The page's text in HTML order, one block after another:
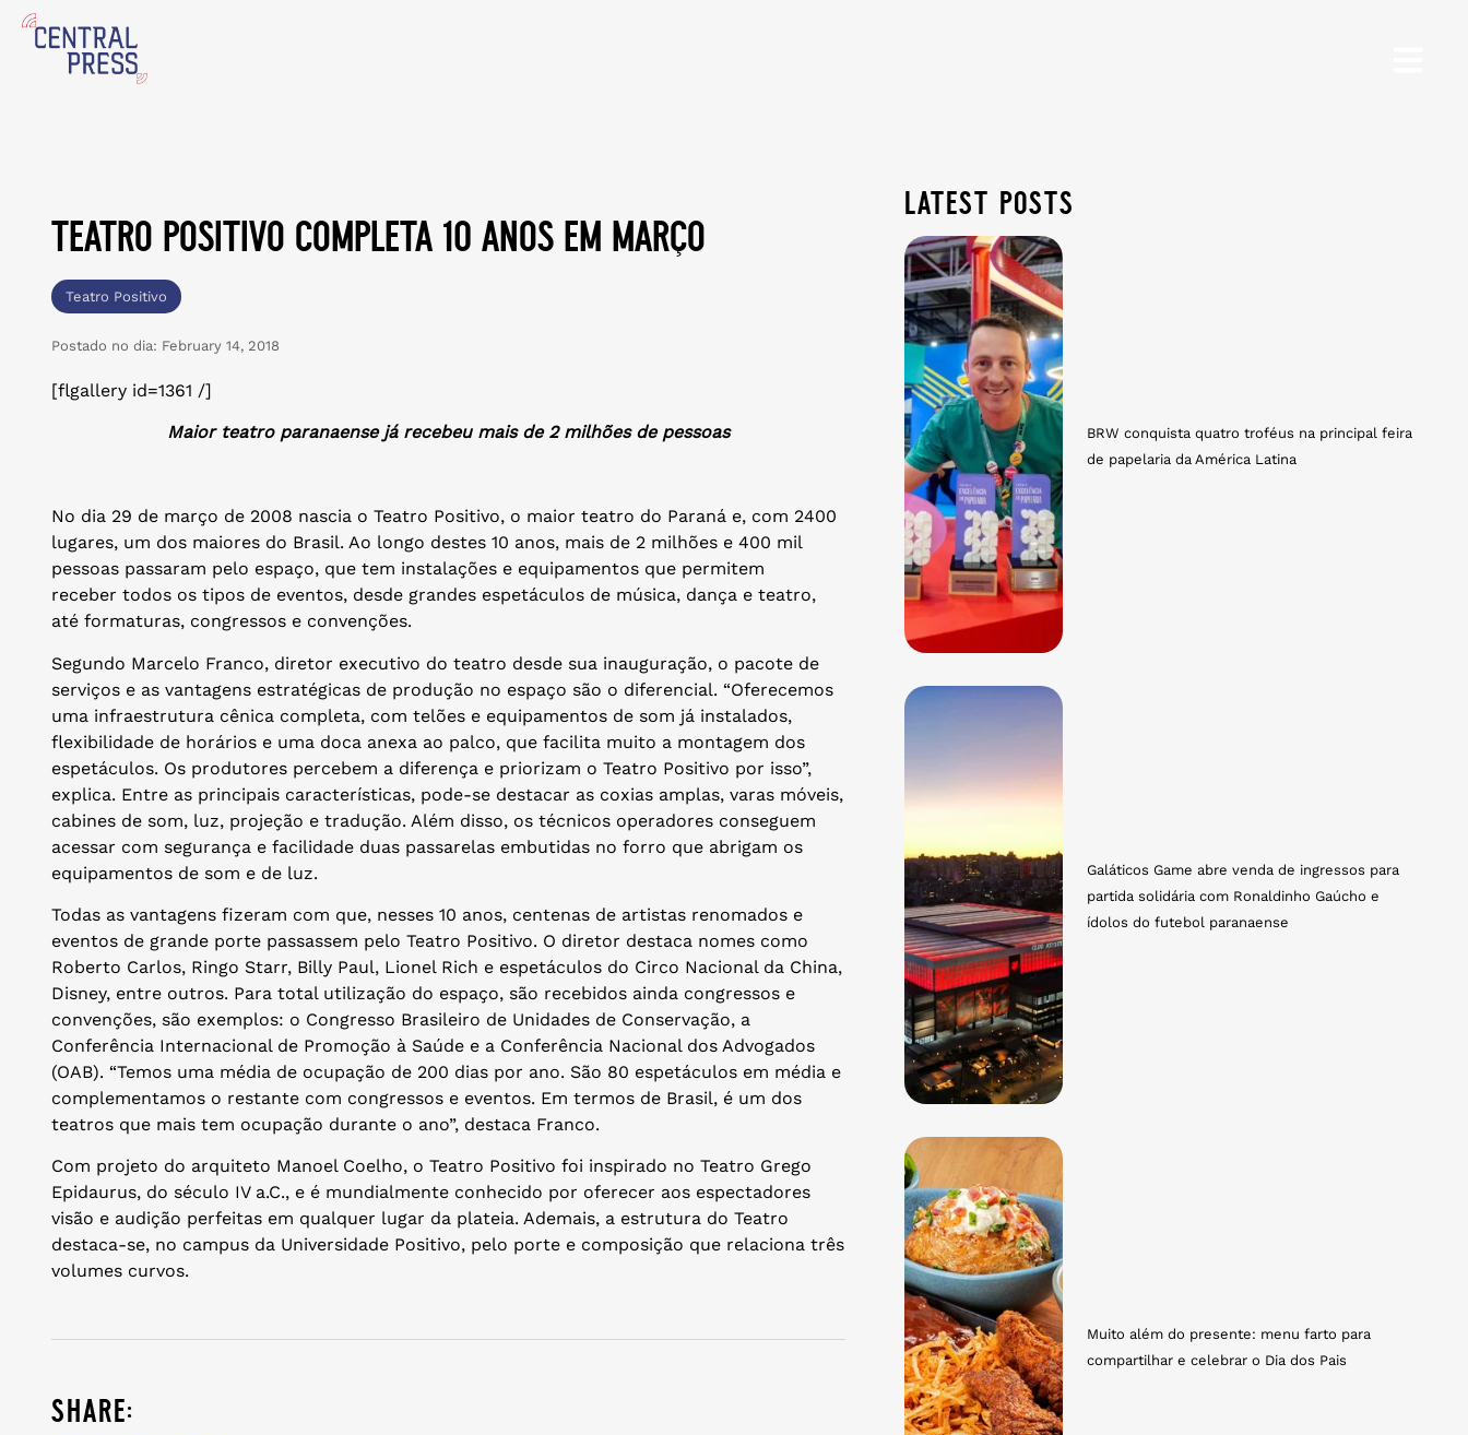
teatro positivo completa 10 anos em março
Teatro Positivo
Postado no dia: February 14, 2018
[flgallery id=1361 /]
Maior teatro paranaense já recebeu mais de 2 milhões de pessoas
No dia 29 de março de 2008 nascia o Teatro Positivo, o maior teatro do Paraná e, com 2400
lugares, um dos maiores do Brasil. Ao longo destes 10 anos, mais de 2 milhões e 400 mil
pessoas passaram pelo espaço, que tem instalações e equipamentos que permitem
receber todos os tipos de eventos, desde grandes espetáculos de música, dança e teatro,
até formaturas, congressos e convenções.
Segundo Marcelo Franco, diretor executivo do teatro desde sua inauguração, o pacote de
serviços e as vantagens estratégicas de produção no espaço são o diferencial. “Oferecemos
uma infraestrutura cênica completa, com telões e equipamentos de som já instalados,
flexibilidade de horários e uma doca anexa ao palco, que facilita muito a montagem dos
espetáculos. Os produtores percebem a diferença e priorizam o Teatro Positivo por isso”,
explica. Entre as principais características, pode-se destacar as coxias amplas, varas móveis,
cabines de som, luz, projeção e tradução. Além disso, os técnicos operadores conseguem
acessar com segurança e facilidade duas passarelas embutidas no forro que abrigam os
equipamentos de som e de luz.
Todas as vantagens fizeram com que, nesses 10 anos, centenas de artistas renomados e
eventos de grande porte passassem pelo Teatro Positivo. O diretor destaca nomes como
Roberto Carlos, Ringo Starr, Billy Paul, Lionel Rich e espetáculos do Circo Nacional da China,
Disney, entre outros. Para total utilização do espaço, são recebidos ainda congressos e
convenções, são exemplos: o Congresso Brasileiro de Unidades de Conservação, a
Conferência Internacional de Promoção à Saúde e a Conferência Nacional dos Advogados
(OAB). “Temos uma média de ocupação de 200 dias por ano. São 80 espetáculos em média e
complementamos o restante com congressos e eventos. Em termos de Brasil, é um dos
teatros que mais tem ocupação durante o ano”, destaca Franco.
Com projeto do arquiteto Manoel Coelho, o Teatro Positivo foi inspirado no Teatro Grego
Epidaurus, do século IV a.C., e é mundialmente conhecido por oferecer aos espectadores
visão e audição perfeitas em qualquer lugar da plateia. Ademais, a estrutura do Teatro
destaca-se, no campus da Universidade Positivo, pelo porte e composição que relaciona três
volumes curvos.
share:
latest posts
BRW conquista quatro troféus na principal feira
de papelaria da América Latina
Galáticos Game abre venda de ingressos para
partida solidária com Ronaldinho Gaúcho e
ídolos do futebol paranaense
Muito além do presente: menu farto para
compartilhar e celebrar o Dia dos Pais